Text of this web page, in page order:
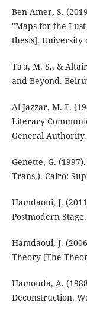
Ben Amer, S.
"Maps for the
thesis]. University
Ta'a, M. S., &
and Beyond.
Al-Jazzar, M. F.
Literary
General Authority.
Genette, G.
Trans.). Cairo:
Hamdaoui, J.
Postmodern
Hamdaoui, J.
Theory (The
Hamouda, A.
Deconstruction.